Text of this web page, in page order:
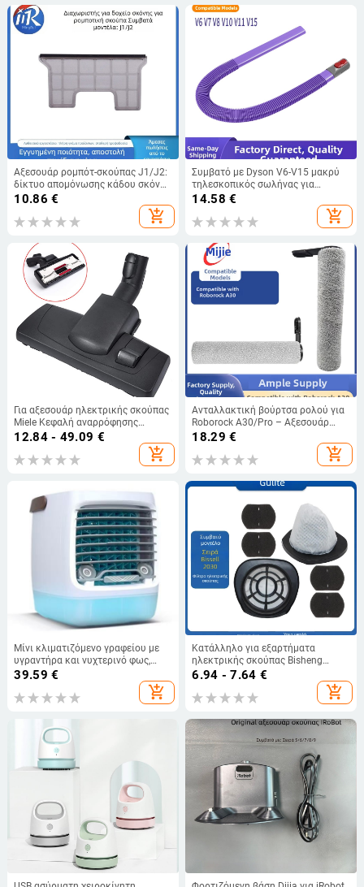
Αξεσουάρ ρομπότ-σκούπας J1/J2:
δίκτυο απομόνωσης κάδου σκόνης
και κύριο φίλτρο, οικιακή χρήση,
101–150 m², μηχανικός έλεγχος
10.86 €
add_shopping_cart
Συμβατό με Dyson V6-V15 μακρύ
τηλεσκοπικός σωλήνας για
καθάρισμα σχισμών
14.58 €
add_shopping_cart
Για αξεσουάρ ηλεκτρικής σκούπας
Miele Κεφαλή αναρρόφησης
βούρτσας δαπέδου
S1/S2/S4/S5/S6/S8 Κεφαλή
βούρτσας χαλιών
12.84 - 49.09 €
add_shopping_cart
Ανταλλακτική βούρτσα ρολού για
Roborock A30/Pro – Αξεσουάρ
καθαρισμού δαπέδου οικιακής
χρήσης, Αποσπώμενο βούρτσισμα,
Κατάλληλο για επιφάνειες άνω
18.29 €
add_shopping_cart
Μίνι κλιματιζόμενο γραφείου με
υγραντήρα και νυχτερινό φως,
τροφοδοσία USB
39.59 €
add_shopping_cart
Κατάλληλο για εξαρτήματα
ηλεκτρικής σκούπας Bisheng
Bissell 2030, στοιχείο φίλτρου
6.94 - 7.64 €
add_shopping_cart